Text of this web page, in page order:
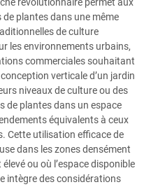
plantes dans une même
de culture
les environnements urbains,
commerciales souhaitant
verticale d’un jardin
niveaux de culture ou des
de plantes dans un espace
équivalents à ceux
Cette utilisation efficace de
dans les zones densément
ou où l’espace disponible
intègre des considérations